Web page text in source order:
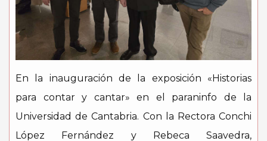
En la inauguración de la exposición «Historias
para contar y cantar» en el paraninfo de la
Universidad de Cantabria. Con la Rectora Conchi
López Fernández y Rebeca Saavedra,